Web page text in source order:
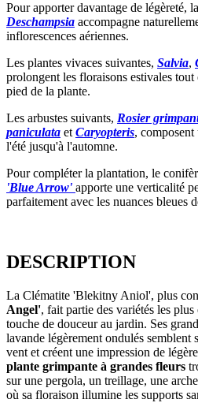
Pour apporter davantage de légèreté,
Deschampsia accompagne
inflorescences aériennes.
Les plantes vivaces suivantes, Salvia,
prolongent les floraisons estivales
pied de la plante.
Les arbustes suivants, Rosier
paniculata etCaryopteris,
l'été jusqu'à l'automne.
Pour compléter la plantation, le
'Blue Arrow' apporte une verticalité
parfaitement avec les nuances bleues
DESCRIPTION
La Clématite 'Blekitny Aniol', plus
Angel', fait partie des variétés les
touche de douceur au jardin. Ses
lavande légèrement ondulés
vent et créent une impression de
plante grimpante à grandes fleurs
sur une pergola, un treillage, une
où sa floraison illumine les supports